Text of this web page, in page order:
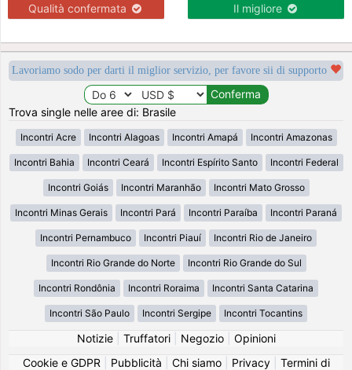
Qualità confermata Il migliore
Lavoriamo sodo per darti il miglior servizio, per favore sii di supporto
Trova single nelle aree di: Brasile
Incontri Acre Incontri Alagoas Incontri Amapá Incontri Amazonas
Incontri Bahia Incontri Ceará Incontri Espírito Santo Incontri Federal
Incontri Goiás Incontri Maranhão Incontri Mato Grosso
Incontri Minas Gerais Incontri Pará Incontri Paraíba Incontri Paraná
Incontri Pernambuco Incontri Piauí Incontri Rio de Janeiro
Incontri Rio Grande do Norte Incontri Rio Grande do Sul
Incontri Rondônia Incontri Roraima Incontri Santa Catarina
Incontri São Paulo Incontri Sergipe Incontri Tocantins
Notizie| Truffatori| Negozio| Opinioni
Cookie e GDPR
Pubblicità Chi siamo| Privacy| Termini di